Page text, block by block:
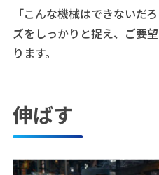
「こんな機械はできないだ
ズをしっかりと捉え、ご要
ります。
伸ばす